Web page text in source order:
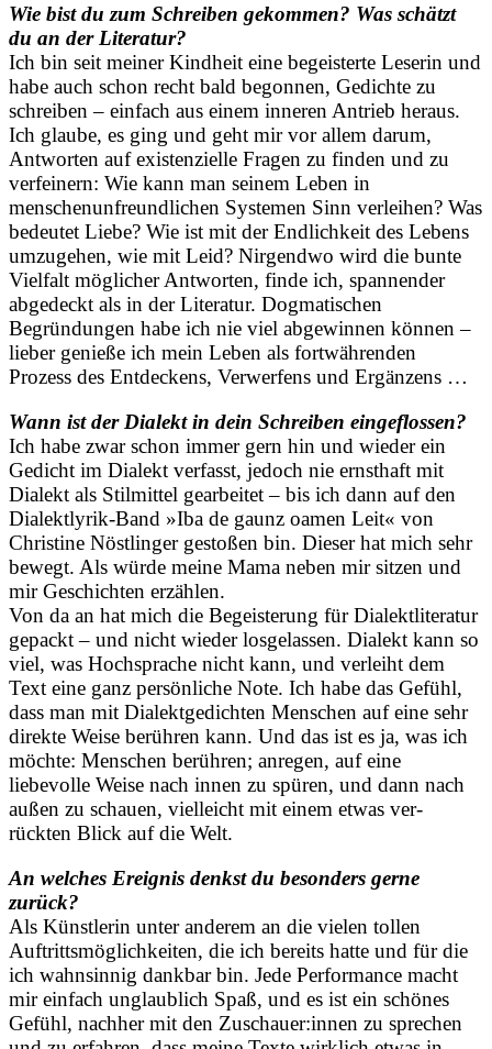
Wie bist du zum Schreiben gekommen? Was schätzt
du an der Literatur?
Ich bin seit meiner Kindheit eine begeisterte Leserin und
habe auch schon recht bald begonnen, Gedichte zu
schreiben – einfach aus einem inneren Antrieb heraus.
Ich glaube, es ging und geht mir vor allem darum,
Antworten auf existenzielle Fragen zu finden und zu
verfeinern: Wie kann man seinem Leben in
menschenunfreundlichen Systemen Sinn verleihen? Was
bedeutet Liebe? Wie ist mit der Endlichkeit des Lebens
umzugehen, wie mit Leid? Nirgendwo wird die bunte
Vielfalt möglicher Antworten, finde ich, spannender
abgedeckt als in der Literatur. Dogmatischen
Begründungen habe ich nie viel abgewinnen können –
lieber genieße ich mein Leben als fortwährenden
Prozess des Entdeckens, Verwerfens und Ergänzens …
Wann ist der Dialekt in dein Schreiben eingeflossen?
Ich habe zwar schon immer gern hin und wieder ein
Gedicht im Dialekt verfasst, jedoch nie ernsthaft mit
Dialekt als Stilmittel gearbeitet – bis ich dann auf den
Dialektlyrik-Band »Iba de gaunz oamen Leit« von
Christine Nöstlinger gestoßen bin. Dieser hat mich sehr
bewegt. Als würde meine Mama neben mir sitzen und
mir Geschichten erzählen.
Von da an hat mich die Begeisterung für Dialektliteratur
gepackt – und nicht wieder losgelassen. Dialekt kann so
viel, was Hochsprache nicht kann, und verleiht dem
Text eine ganz persönliche Note. Ich habe das Gefühl,
dass man mit Dialektgedichten Menschen auf eine sehr
direkte Weise berühren kann. Und das ist es ja, was ich
möchte: Menschen berühren; anregen, auf eine
liebevolle Weise nach innen zu spüren, und dann nach
außen zu schauen, vielleicht mit einem etwas ver-
rückten Blick auf die Welt.
An welches Ereignis denkst du besonders gerne
zurück?
Als Künstlerin unter anderem an die vielen tollen
Auftrittsmöglichkeiten, die ich bereits hatte und für die
ich wahnsinnig dankbar bin. Jede Performance macht
mir einfach unglaublich Spaß, und es ist ein schönes
Gefühl, nachher mit den Zuschauer:innen zu sprechen